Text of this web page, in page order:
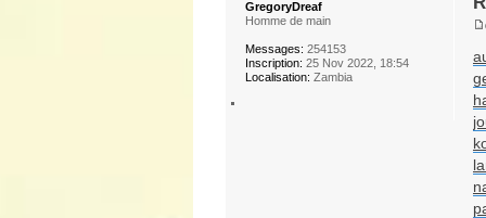
GregoryDreaf
Homme de main
Messages: 254153
Inscription: 25 Nov 2022, 18:54
Localisation: Zambia